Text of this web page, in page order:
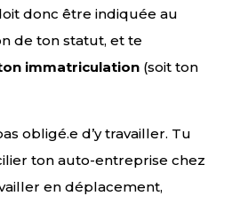
donc être indiquée au
de ton statut, et te
immatriculation (soit ton
obligé.e d’y travailler. Tu
ton auto-entreprise chez
en déplacement,